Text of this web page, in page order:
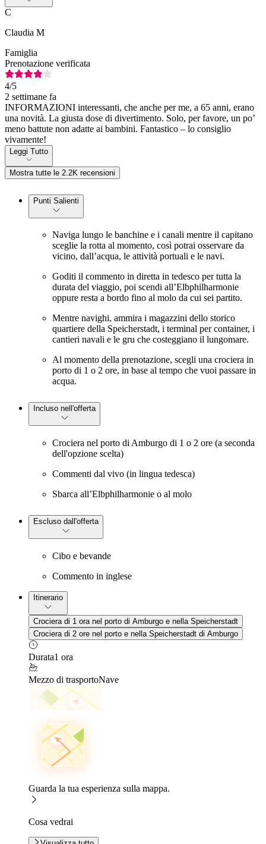
C
Claudia M
Famiglia
Prenotazione verificata
4/5
2 settimane fa
INFORMAZIONI interessanti, che anche per me, a 65 anni, erano
una novità. La giusta dose di divertimento. Solo, per favore, un po’
meno battute non adatte ai bambini. Fantastico – lo consiglio
vivamente!
Leggi Tutto
Mostra tutte le 2.2K recensioni
Punti Salienti
Naviga lungo le banchine e i canali mentre il capitano
sceglie la rotta al momento, così potrai osservare da
vicino, dall’acqua, le attività portuali e le navi.
Goditi il commento in diretta in tedesco per tutta la
durata del viaggio, poi scendi all’Elbphilharmonie
oppure resta a bordo fino al molo da cui sei partito.
Mentre navighi, ammira i magazzini dello storico
quartiere della Speicherstadt, i terminal per container, i
cantieri navali e le gru che costeggiano il lungomare.
Al momento della prenotazione, scegli una crociera in
porto di 1 o 2 ore, in base al tempo che vuoi passare in
acqua.
Incluso nell'offerta
Crociera nel porto di Amburgo di 1 o 2 ore (a seconda
dell'opzione scelta)
Commenti dal vivo (in lingua tedesca)
Sbarca all’Elbphilharmonie o al molo
Escluso dall'offerta
Cibo e bevande
Commento in inglese
Itinerario
Crociera di 1 ora nel porto di Amburgo e nella Speicherstadt
Crociera di 2 ore nel porto e nella Speicherstadt di Amburgo
Durata1 ora
Mezzo di trasportoNave
Guarda la tua esperienza sulla mappa.
Cosa vedrai